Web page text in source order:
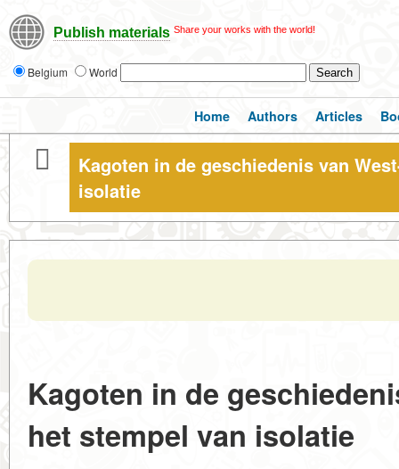
Publish materials Share your works with the world!
Belgium World
Home Authors Articles
Kagoten in de geschiedenis van
isolatie
Kagoten in de
het stempel van isolatie